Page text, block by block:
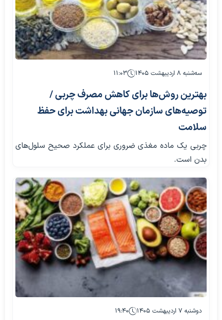
سه‌شنبه ۸ اردیبهشت ۱۴۰۵ ۱۱:۰۳
بهترین روش‌ها برای کاهش مصرف چربی /
توصیه‌های سازمان جهانی بهداشت برای حفظ
سلامت
چربی یک ماده مغذی ضروری برای عملکرد صحیح سلول‌های
بدن است.
دوشنبه ۷ اردیبهشت ۱۴۰۵ ۱۹:۴۰